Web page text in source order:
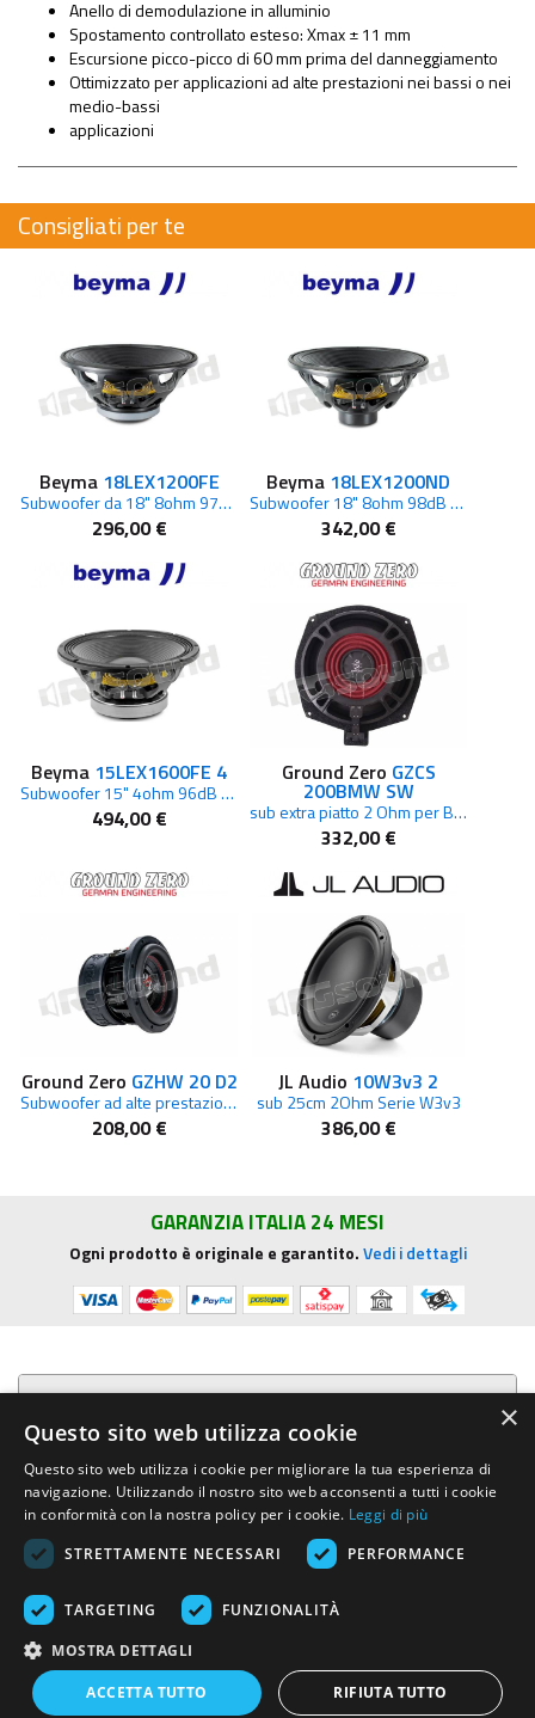
Anello di demodulazione in alluminio
Spostamento controllato esteso: Xmax ± 11 mm
Escursione picco-picco di 60 mm prima del danneggiamento
Ottimizzato per applicazioni ad alte prestazioni nei bassi o nei
medio-bassi
applicazioni
Consigliati per te
Beyma 18LEX1200FE
Subwoofer da 18" 8ohm 97dB 1200W Ferrite
296,00 €
Beyma 18LEX1200ND
Subwoofer 18" 8ohm 98dB 1200W Neodimio
342,00 €
Beyma 15LEX1600FE 4
Subwoofer 15" 4ohm 96dB 1600W Ferrite
494,00 €
Ground Zero GZCS
200BMW SW
sub extra piatto 2 Ohm per BMW
332,00 €
Ground Zero GZHW 20 D2
Subwoofer ad alte prestazioni da 20 cm / 8"
208,00 €
JL Audio 10W3v3 2
sub 25cm 2Ohm Serie W3v3
386,00 €
GARANZIA ITALIA 24 MESI
Ogni prodotto è originale e garantito.Vedi i dettagli
Presentazione aziendale
Acquista su R.G. Sound
Trasparenza e sicurezza
Area Clienti
R.G. Sound di Rosini Guido
- Tel. e Fax (+39) 0577.716097 - Partita IVA IT01002570529 REA SI-
113696
Created by: Advinser
×
Questo sito web utilizza cookie
Questo sito web utilizza i cookie per migliorare la tua esperienza di
navigazione. Utilizzando il nostro sito web acconsenti a tutti i cookie
in conformità con la nostra policy per i cookie. Leggi di più
STRETTAMENTE NECESSARI
PERFORMANCE
TARGETING FUNZIONALITÀ
MOSTRA DETTAGLI
ACCETTA TUTTO RIFIUTA TUTTO